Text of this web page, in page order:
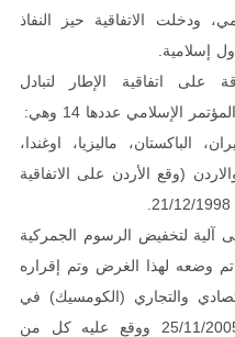
ودخلت الاتفاقية حيز النفاذ
إسلامية.
على اتفاقية الإطار لتبادل
الإسلامي عددها 14 وهي:
الباكستان، ماليزيا، اوغندا،
(وقع الأردن على الاتفاقية
آلية لتخفيض الرسوم الجمركية
وضعه لهذا الغرض وتم إقراره
والتجاري (الكومسيك) في
بتاريخ 23-25/11/2005 ووقع عليه كل من